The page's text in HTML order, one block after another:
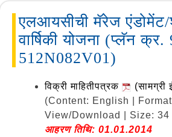
एलआयसीची मॅरेज एंडोमेंट/
वार्षिकी योजना (प्लॅन
512N082V01)
विक्री माहितीपत्रक
(Content: English |
View/Download | Size: 34
आहरण तिथि: 01.01.2014